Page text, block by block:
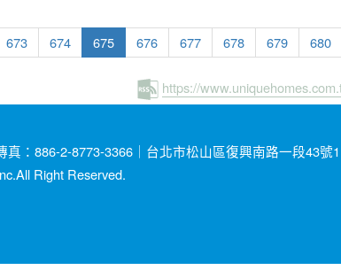
673 674 675(current)
676 677 678 679 680
https://
：886-2-8773-3366｜台北市松山區復興南路一段43號
Right Reserved.